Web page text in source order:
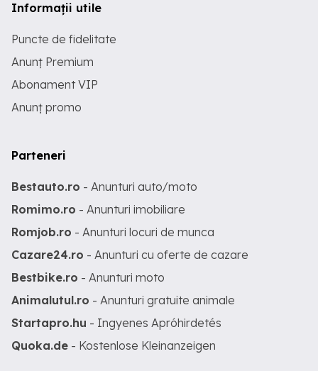
Informații utile
Puncte de fidelitate
Anunț Premium
Abonament VIP
Anunț promo
Parteneri
Bestauto.ro - Anunturi auto/moto
Romimo.ro - Anunturi imobiliare
Romjob.ro - Anunturi locuri de munca
Cazare24.ro - Anunturi cu oferte de cazare
Bestbike.ro - Anunturi moto
Animalutul.ro - Anunturi gratuite animale
Startapro.hu - Ingyenes Apróhirdetés
Quoka.de - Kostenlose Kleinanzeigen